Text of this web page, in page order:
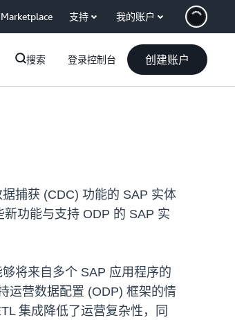
支持 我的账户
搜索 登录控制台 创建账户
捕获 (CDC) 功能的 SAP 实体
功能与支持 ODP 的 SAP 实
将来自多个 SAP 应用程序的
运营数据配置 (ODP) 框架的情
集成降低了运营复杂性，同